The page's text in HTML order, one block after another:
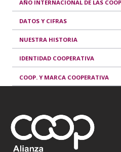
AÑO INTERNACIONAL DE LAS
DATOS Y CIFRAS
NUESTRA HISTORIA
IDENTIDAD COOPERATIVA
COOP. Y MARCA COOPERATIVA